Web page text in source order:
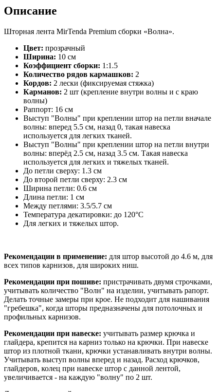
Описание
Шторная лента MirTenda Premium сборки «Волна».
Цвет: прозрачный
Ширина: 10 см
Коэффициент сборки: 1:1.5
Количество рядов кармашков: 2
Кордов: 2 лески (фиксируемая стяжка)
Карманов: 2 шт (крепление внутри волны и с краю
волны)
Раппорт: 16 см
Выступ "Волны" при креплении штор на петли вначале
волны: вперед 5.5 см, назад 0, такая навеска
используется для легких тканей.
Выступ "Волны" при креплении штор на петли внутри
волны: вперёд 2.5 см, назад 3.5 см. Такая навеска
используется для легких и тяжелых тканей.
До петли сверху: 1.3 см
До второй петли сверху: 2.3 см
Ширина петли: 0.6 см
Длина петли: 1 см
Между петлями: 3.5/5.7 см
Температура декатировки: до 120°С
Для легких и тяжелых штор.
Рекомендации в применение: для штор высотой до 4.6 м, для
всех типов карнизов, для широких ниш.
Рекомендации при пошиве: пристрачивать двумя строчками,
учитывать количество "Волн" на изделии, учитывать рапорт.
Делать точные замеры при крое. Не подходит для нашивания
"гребешка", когда шторы предназначены для потолочных и
профильных карнизов.
Рекомендации при навеске: учитывать размер крючка и
глайдера, крепится на карниз только на крючки. При навеске
штор из плотной ткани, крючки устанавливать внутри волны.
Учитывать выступ волны вперед и назад. Расход крючков,
глайдеров, колец при навеске штор с данной лентой,
увеличивается - на каждую "волну" по 2 шт.